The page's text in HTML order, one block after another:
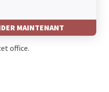
MAINTENANT
office.